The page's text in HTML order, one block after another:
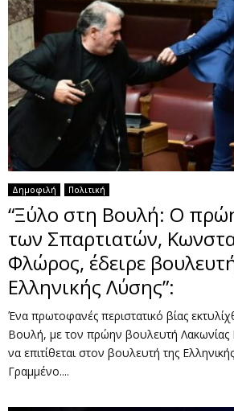
Δημοφιλή Πολιτική
“Ξύλο στη Βουλή: Ο
των Σπαρτιατών,
Φλώρος, έδειρε
Ελληνικής Λύσης”:
Ένα πρωτοφανές περιστατικό βίας
Βουλή, με τον πρώην βουλευτή
να επιτίθεται στον βουλευτή της
Γραμμένο....